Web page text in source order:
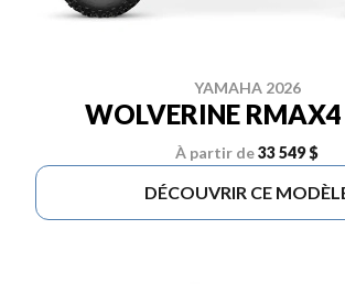
YAMAHA 2026
WOLVERINE
À partir de33 549 $
DÉCOUVRIR CE